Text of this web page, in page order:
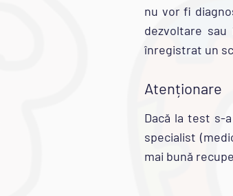
nu vor fi
dezvoltare
înregistrat un
Atenționare
Dacă la test s-
specialist
mai bună